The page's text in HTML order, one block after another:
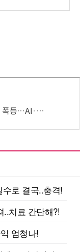
러다임 전환 모색